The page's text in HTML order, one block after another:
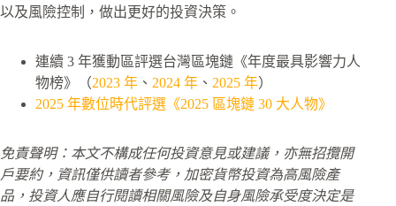
以及風險控制，做出更好的投資決策。
連續 3 年獲動區評選台灣區塊鏈《年度最具影響力人
物榜》（2023 年 、 2024 年 、 2025 年）
2025 年數位時代評選《2025 區塊鏈 30 大人物》
免責聲明：本文不構成任何投資意見或建議，亦無招攬開
戶要約，資訊僅供讀者參考，加密貨幣投資為高風險產
品，投資人應自行閱讀相關風險及自身風險承受度決定是